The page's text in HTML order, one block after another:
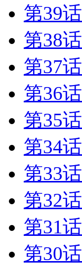
第39话
第38话
第37话
第36话
第35话
第34话
第33话
第32话
第31话
第30话